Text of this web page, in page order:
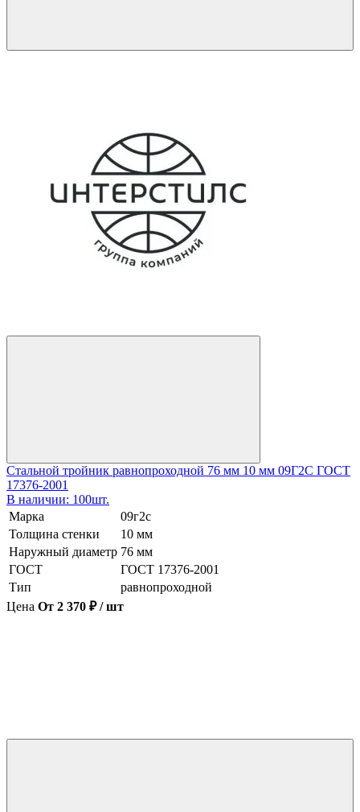
Стальной тройник равнопроходной 76 мм 10 мм 09Г2С ГОСТ
17376-2001
В наличии: 100шт.
Марка
09г2с
Толщина стенки
10 мм
Наружный диаметр 76 мм
ГОСТ
ГОСТ 17376-2001
Тип
равнопроходной
Цена От 2 370 ₽ / шт